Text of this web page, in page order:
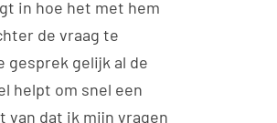
in hoe het met hem
de vraag te
gesprek gelijk al de
helpt om snel een
van dat ik mijn vragen